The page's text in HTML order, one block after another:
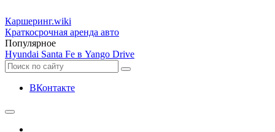
Каршеринг.wiki
Краткосрочная аренда авто
Популярное
Hyundai Santa Fe в Yango Drive
ВКонтакте